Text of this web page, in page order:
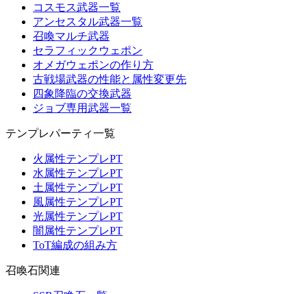
コスモス武器一覧
アンセスタル武器一覧
召喚マルチ武器
セラフィックウェポン
オメガウェポンの作り方
古戦場武器の性能と属性変更先
四象降臨の交換武器
ジョブ専用武器一覧
テンプレパーティ一覧
火属性テンプレPT
水属性テンプレPT
土属性テンプレPT
風属性テンプレPT
光属性テンプレPT
闇属性テンプレPT
ToT編成の組み方
召喚石関連